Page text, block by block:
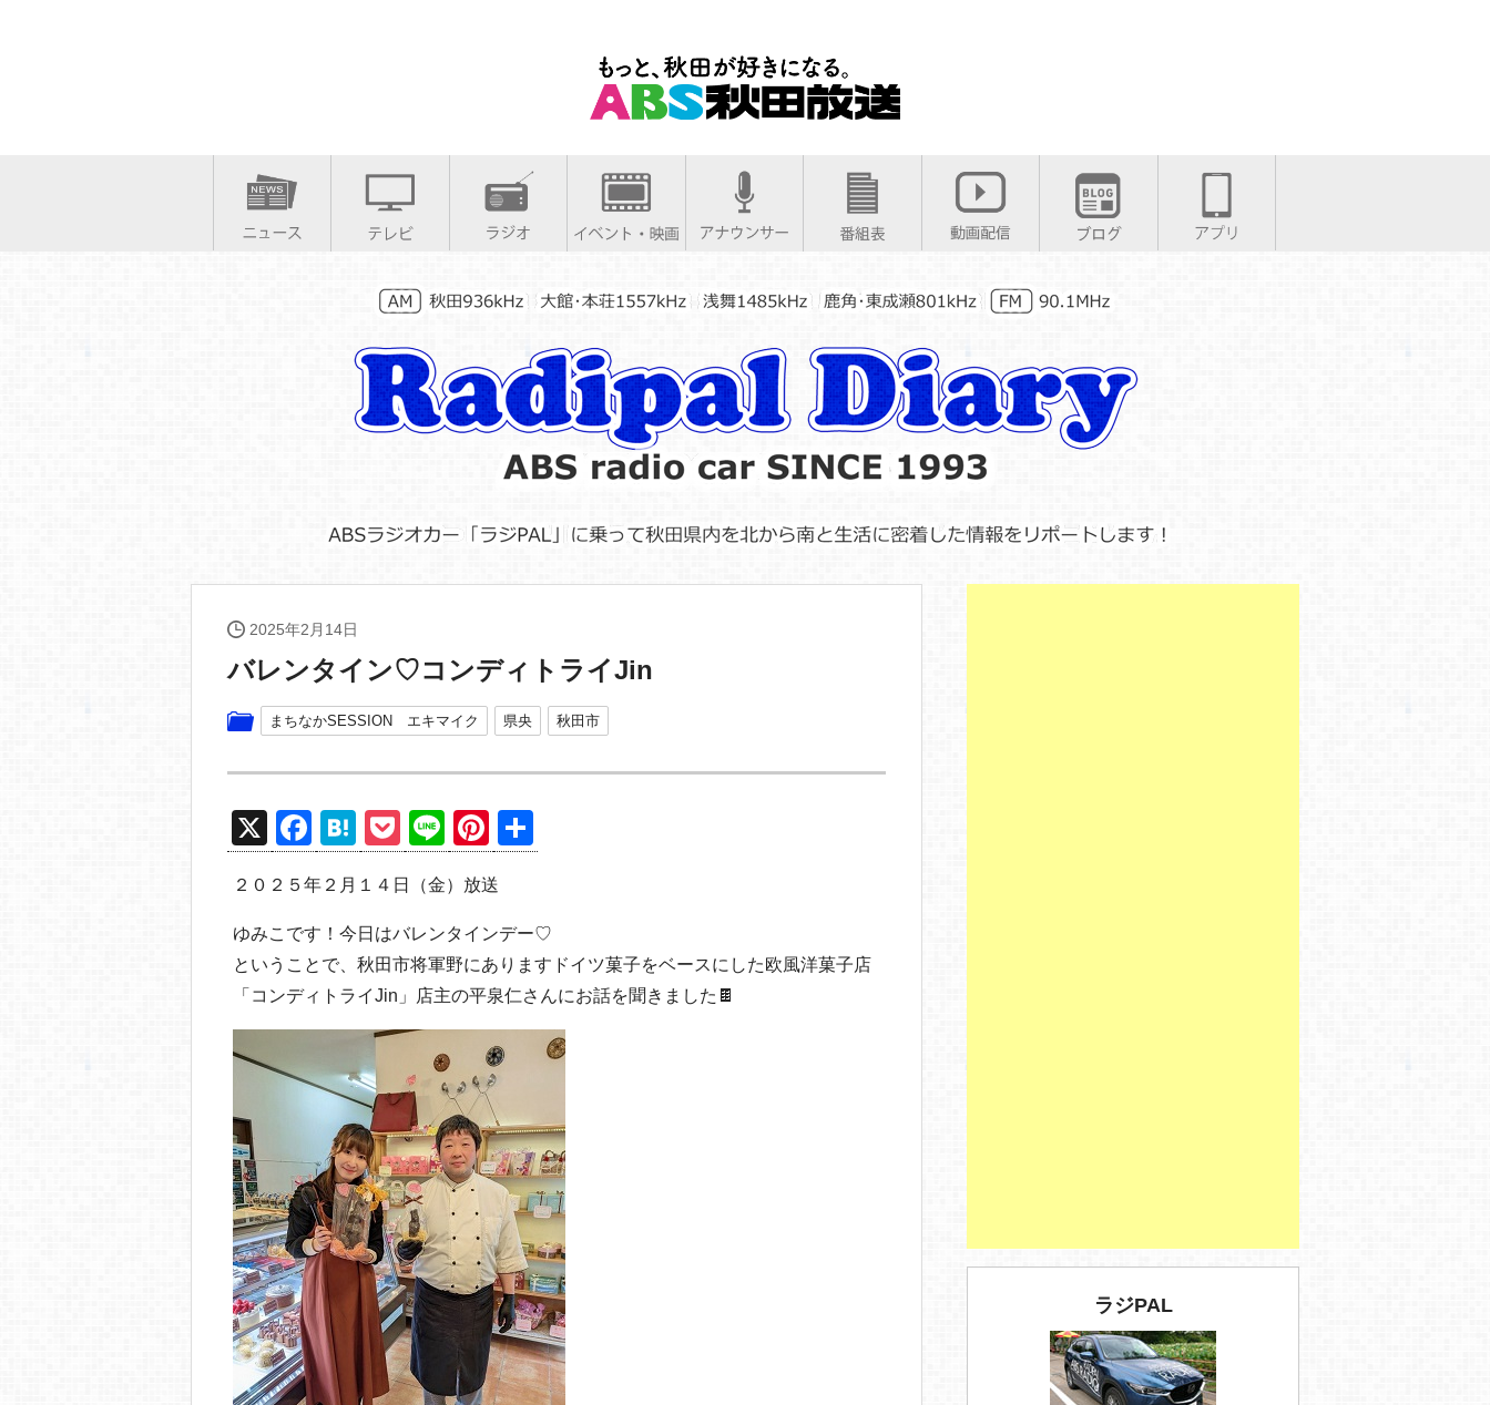
2025年2月14日
バレンタイン♡コンディトライJin
まちなかSESSION エキマイク 県央 秋田市
X
F
a
c
e
b
o
o
k
H
at
e
n
a
P
o
ck
et
Li
n
e
Pi
nt
er
e
st
有
２０２５年２月１４日（金）放送
ゆみこです！今日はバレンタインデー♡
ということで、秋田市将軍野にありますドイツ菓子をベースにした欧風洋菓子店
「コンディトライJin」店主の平泉仁さんにお話を聞きました🍫
ラジPAL